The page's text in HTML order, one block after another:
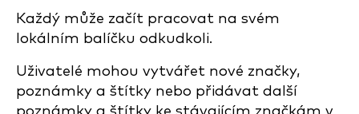
Každý může začít pracovat na svém
lokálním balíčku odkudkoli.
Uživatelé mohou vytvářet nové značky,
poznámky a štítky nebo přidávat další
poznámky a štítky ke stávajícím značkám v